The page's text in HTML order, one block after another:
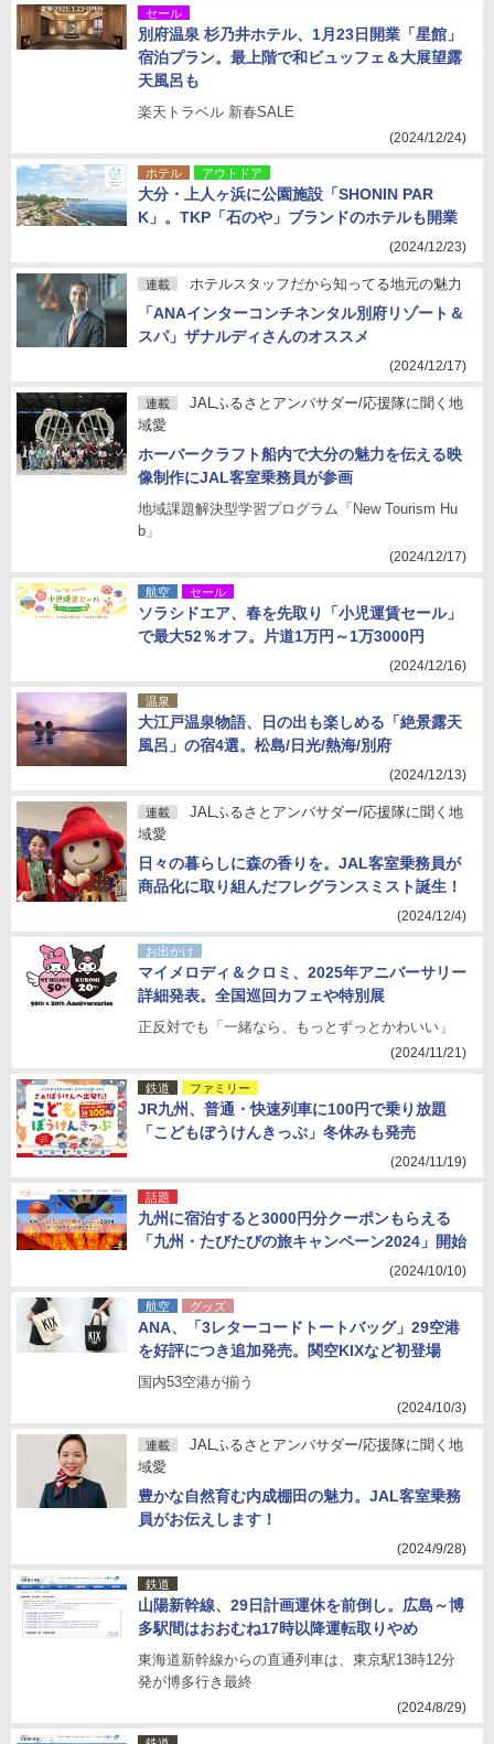
セール
別府温泉 杉乃井ホテル、1月23日開業「星館」
宿泊プラン。最上階で和ビュッフェ＆大展望露
天風呂も
楽天トラベル 新春SALE
(2024/12/24)
ホテル アウトドア
大分・上人ヶ浜に公園施設「SHONIN PAR
K」。TKP「石のや」ブランドのホテルも開業
(2024/12/23)
連載 ホテルスタッフだから知ってる地元の魅力
「ANAインターコンチネンタル別府リゾート＆
スパ」ザナルディさんのオススメ
(2024/12/17)
連載
JALふるさとアンバサダー/応援隊に聞く地
域愛
ホーバークラフト船内で大分の魅力を伝える映
像制作にJAL客室乗務員が参画
地域課題解決型学習プログラム「New Tourism Hu
b」
(2024/12/17)
航空 セール
ソラシドエア、春を先取り「小児運賃セール」
で最大52％オフ。片道1万円～1万3000円
(2024/12/16)
温泉
大江戸温泉物語、日の出も楽しめる「絶景露天
風呂」の宿4選。松島/日光/熱海/別府
(2024/12/13)
連載
JALふるさとアンバサダー/応援隊に聞く地
域愛
日々の暮らしに森の香りを。JAL客室乗務員が
商品化に取り組んだフレグランスミスト誕生！
(2024/12/4)
お出かけ
マイメロディ＆クロミ、2025年アニバーサリー
詳細発表。全国巡回カフェや特別展
正反対でも「一緒なら、もっとずっとかわいい」
(2024/11/21)
鉄道 ファミリー
JR九州、普通・快速列車に100円で乗り放題
「こどもぼうけんきっぷ」冬休みも発売
(2024/11/19)
話題
九州に宿泊すると3000円分クーポンもらえる
「九州・たびたびの旅キャンペーン2024」開始
(2024/10/10)
航空 グッズ
ANA、「3レターコードトートバッグ」29空港
を好評につき追加発売。関空KIXなど初登場
国内53空港が揃う
(2024/10/3)
連載
JALふるさとアンバサダー/応援隊に聞く地
域愛
豊かな自然育む内成棚田の魅力。JAL客室乗務
員がお伝えします！
(2024/9/28)
鉄道
山陽新幹線、29日計画運休を前倒し。広島～博
多駅間はおおむね17時以降運転取りやめ
東海道新幹線からの直通列車は、東京駅13時12分
発が博多行き最終
(2024/8/29)